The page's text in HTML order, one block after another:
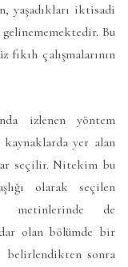
yaşadıkları iktisadi
Bu
fıkıh çalışmalarının
izlenen yöntem
yer alan
seçilir. Nitekim bu
olarak seçilen
metinlerinde de
olan bölümde bir
belirlendikten sonra